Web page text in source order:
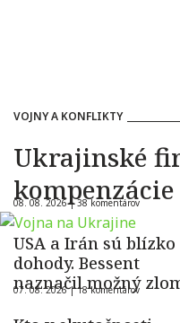
VOJNY A KONFLIKTY
Ukrajinské
08. 08. 2026 |38 komentárov
USA a Irán sú blízko
dohody. Bessent
naznačil možný
07. 08. 2026 |18 komentárov